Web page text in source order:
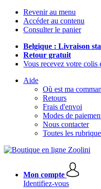
Revenir au menu
Accéder au contenu
Consulter le panier
Belgique : Livraison
Retour gratuit
Vous recevez votre colis
Aide
Où est ma
Retours
Frais d'envoi
Modes de
Nous contacter
Toutes les
Mon compte
Identifiez-vous